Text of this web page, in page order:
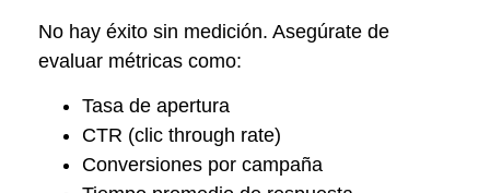
No hay éxito sin medición. Asegúrate de
evaluar métricas como:
Tasa de apertura
CTR (clic through rate)
Conversiones por campaña